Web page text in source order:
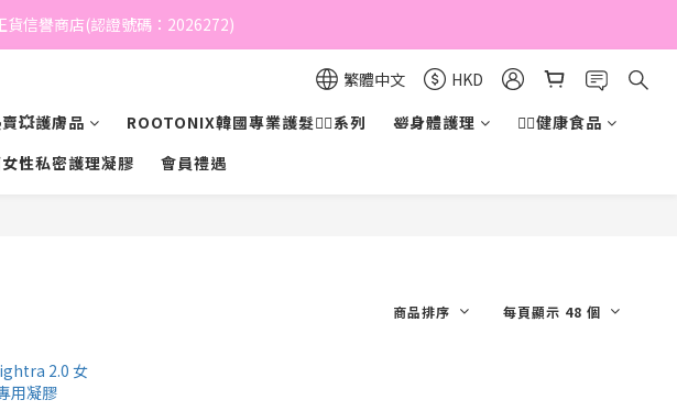
信譽商店(認證號碼：2026272)
繁體中文
HKD
💥護膚品 ROOTONIX韓國專業護髮💇‍♀️系列 🛀身體護理
💁‍♀️健康食品
性私密護理凝膠 會員禮遇
商品排序 每頁顯示 48 個